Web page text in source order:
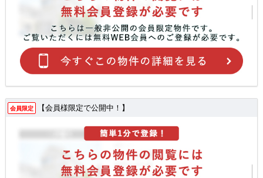
会員限定 【会員様限定で公開中！】